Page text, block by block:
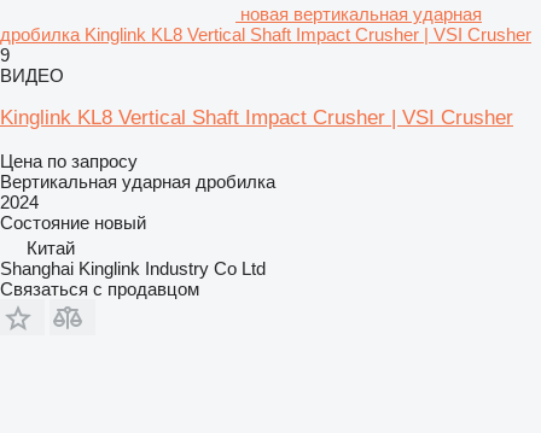
новая вертикальная ударная
дробилка Kinglink KL8 Vertical Shaft Impact Crusher | VSI Crusher
9
ВИДЕО
Kinglink KL8 Vertical Shaft Impact Crusher | VSI Crusher
Цена по запросу
Вертикальная ударная дробилка
2024
Состояние новый
Китай
Shanghai Kinglink Industry Co Ltd
Связаться с продавцом